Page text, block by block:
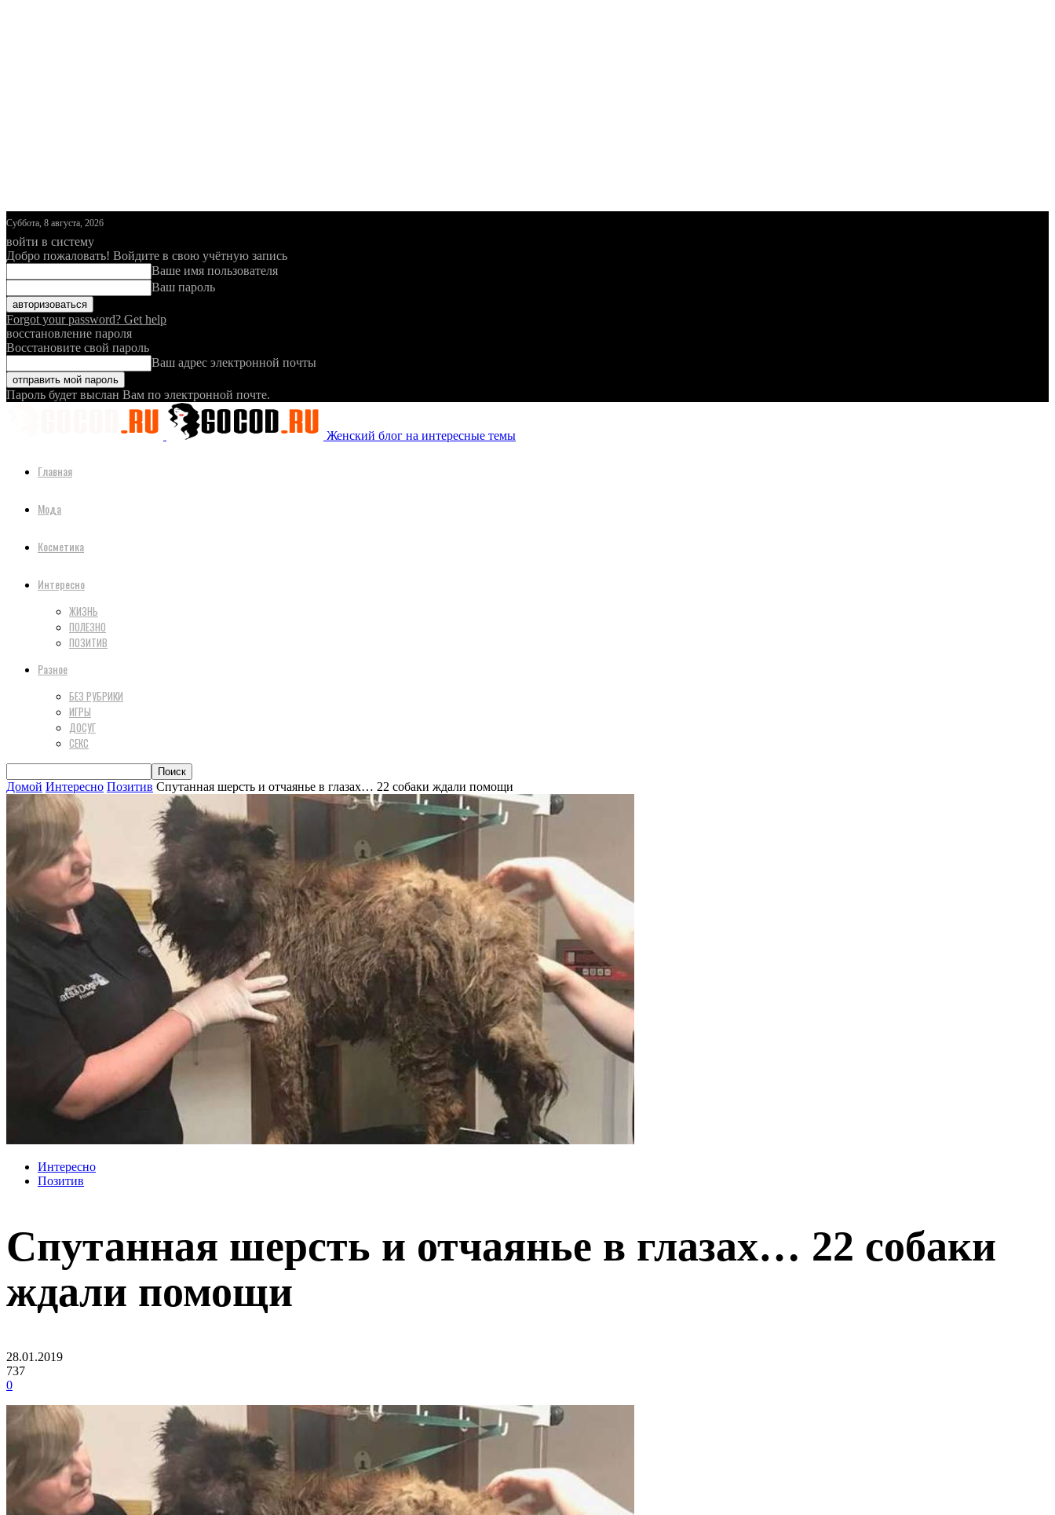
Суббота, 8 августа, 2026
войти в систему
Добро пожаловать! Войдите в свою учётную запись
Ваше имя пользователя
Ваш пароль
Forgot your password? Get help
восстановление пароля
Восстановите свой пароль
Ваш адрес электронной почты
Пароль будет выслан Вам по электронной почте.
Женский блог на интересные темы
Главная
Мода
Косметика
Интересно
ЖИЗНЬ
ПОЛЕЗНО
ПОЗИТИВ
Разное
БЕЗ РУБРИКИ
ИГРЫ
ДОСУГ
СЕКС
Домой Интересно Позитив Спутанная шерсть и отчаянье в глазах… 22 собаки ждали помощи
Интересно
Позитив
Спутанная шерсть и отчаянье в глазах… 22 собаки
ждали помощи
28.01.2019
737
0